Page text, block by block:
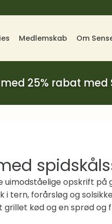
Medlemskab Om
25% rabat med
uimodståelige opskrift
i tern, forårsløg og
kød og en sprød